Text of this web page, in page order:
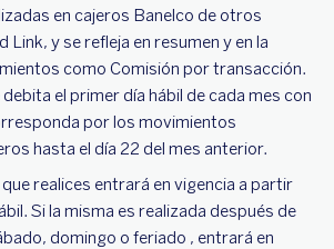
en cajeros Banelco de otros
Link, y se refleja en resumen y en la
como Comisión por transacción.
el primer día hábil de cada mes con
por los movimientos
hasta el día 22 del mes anterior.
realices entrará en vigencia a partir
Si la misma es realizada después de
domingo o feriado , entrará en